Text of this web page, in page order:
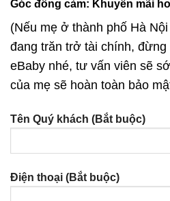
Góc đồng cảm: Khuyến mãi
(Nếu mẹ ở thành phố Hà
đang trăn trở tài chính,
eBaby nhé, tư vấn viên sẽ
của mẹ sẽ hoàn toàn bảo
Tên Quý khách (Bắt buộc)
Điện thoại (Bắt buộc)